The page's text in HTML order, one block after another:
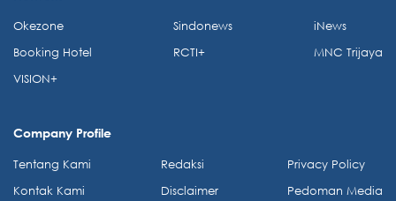
Okezone
Booking Hotel
VISION+
Sindonews
RCTI+
iNews
MNC Trijaya
Company Profile
Tentang Kami
Kontak Kami
Redaksi
Disclaimer
Privacy Policy
Pedoman Media